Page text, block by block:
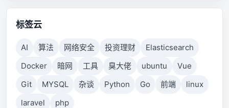
标签云
AI 算法 网络安全 投资理财
Elasticsearch
Docker
暗网 工具 臭大佬 ubuntu
Vue
Git
MYSQL 杂谈 Python Go 前端
linux
laravel
php